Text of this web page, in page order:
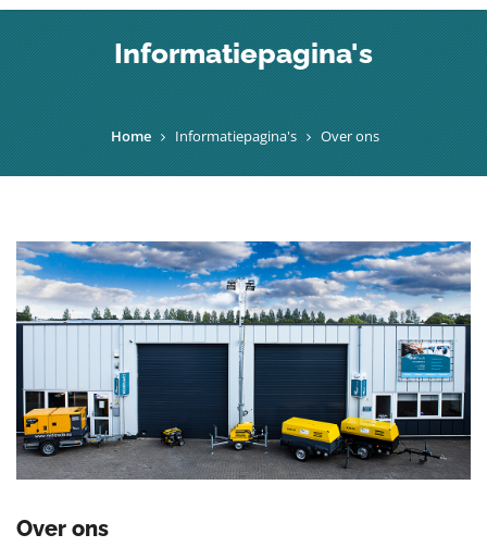
Informatiepagina's
Home Informatiepagina's Over ons
Over ons